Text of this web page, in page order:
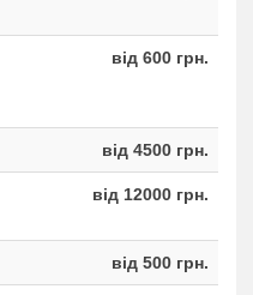
від 600 грн.
від 4500 грн.
від 12000 грн.
від 500 грн.